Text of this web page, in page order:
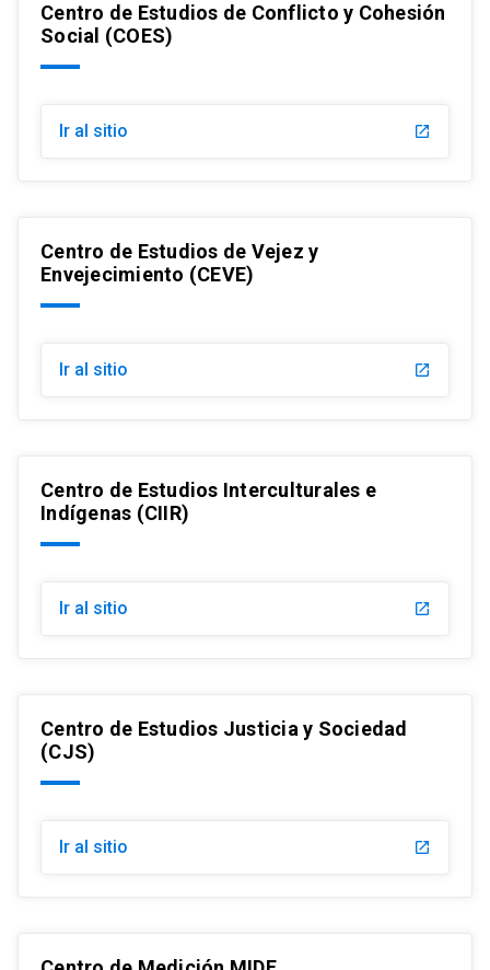
Centro de Estudios de Conflicto y Cohesión
Social (COES)
Ir al sitio launch
Centro de Estudios de Vejez y
Envejecimiento (CEVE)
Ir al sitio launch
Centro de Estudios Interculturales e
Indígenas (CIIR)
Ir al sitio launch
Centro de Estudios Justicia y Sociedad
(CJS)
Ir al sitio launch